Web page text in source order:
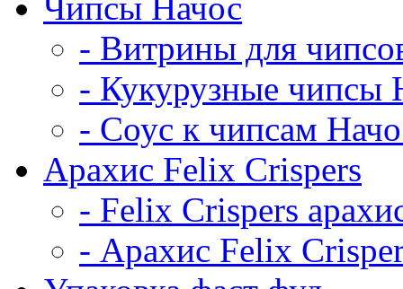
- Витрины для
- Кукурузные чипсы
- Соус к чипсам
Арахис Felix Crispers
- Felix Crispers
- Арахис Felix